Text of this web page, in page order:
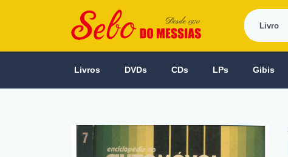
Livros DVDs CDs LPs Gibis